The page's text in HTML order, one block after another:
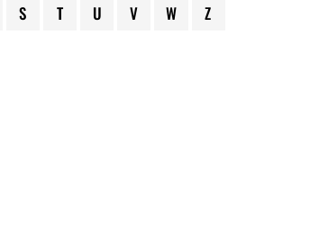
S T U V W Z